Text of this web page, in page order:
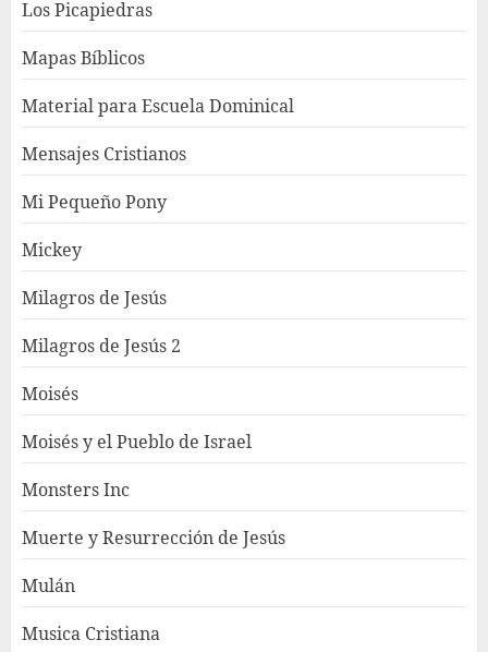
Los Picapiedras
Mapas Bíblicos
Material para Escuela Dominical
Mensajes Cristianos
Mi Pequeño Pony
Mickey
Milagros de Jesús
Milagros de Jesús 2
Moisés
Moisés y el Pueblo de Israel
Monsters Inc
Muerte y Resurrección de Jesús
Mulán
Musica Cristiana